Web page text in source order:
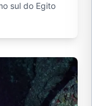
sul do Egito